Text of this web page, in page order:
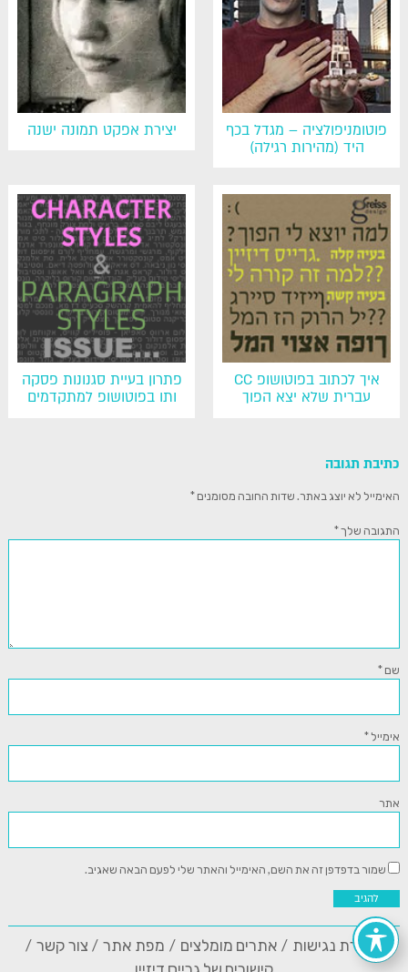
פוטומניפולציה – מגדל בכף
היד (מהירות רגילה)
יצירת אפקט תמונה ישנה
איך לכתוב בפוטושופ CC
עברית שלא יצא הפוך
פתרון בעיית סגנונות פסקה
ותו בפוטושופ למתקדמים
כתיבת תגובה
האימייל לא יוצג באתר.שדות החובה מסומנים*
התגובה שלך*
שם*
אימייל*
אתר
שמור בדפדפן זה את השם, האימייל והאתר שלי לפעם הבאה שאגיב.
הצהרת נגישות אתרים מומלצים מפת אתר
צור קשר